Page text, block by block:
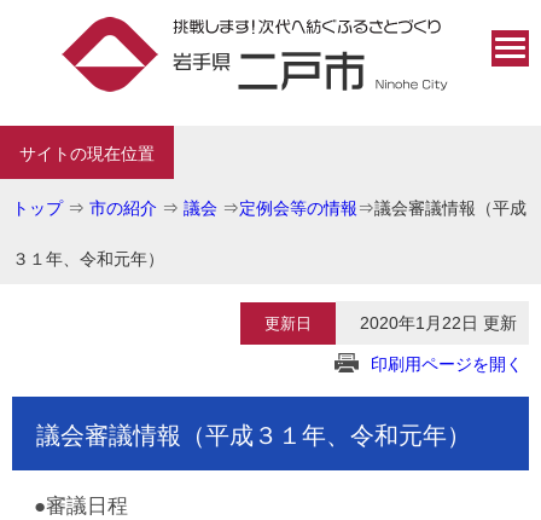
サイトの現在位置
トップ⇒ 市の紹介 ⇒ 議会 ⇒定例会等の情報⇒議会審議情報（平成
３１年、令和元年）
更新日 2020年1月22日 更新
印刷用ページを開く
議会審議情報（平成３１年、令和元年）
●審議日程